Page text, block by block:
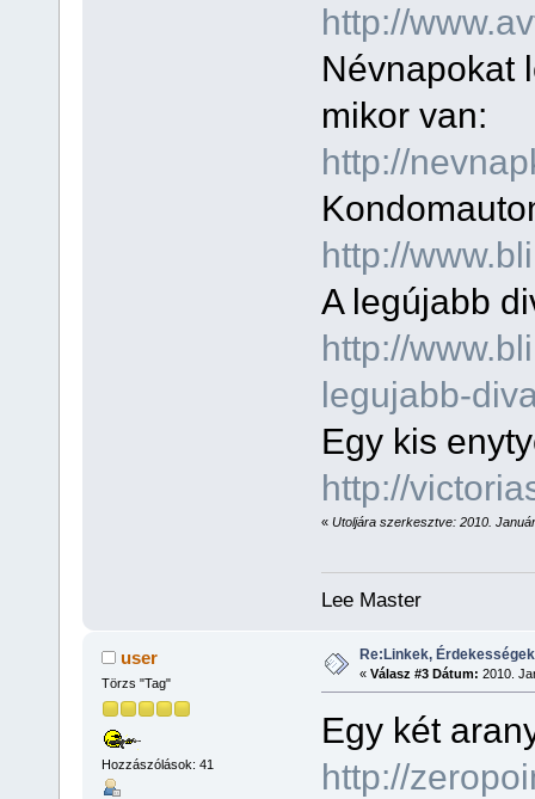
http://
Névnapokat
mikor van:
http://
http://
A legújabb
http://
legujabb-
Egy kis
http://
« Utoljára szerkesztve: 2010.
Lee Master
user
Törzs "Tag"
Hozzászólások: 41
Re:Linkek,
« Válasz #3 Dátum: 2010.
Egy két
http://